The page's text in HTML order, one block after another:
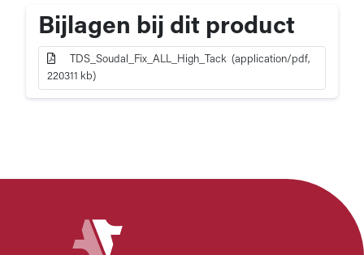
All
Tack"
KOMO
f
i
c
Bijlagen bij dit product
TDS_Soudal_Fix_ALL_High_Tack (application/pdf,
220311 kb)